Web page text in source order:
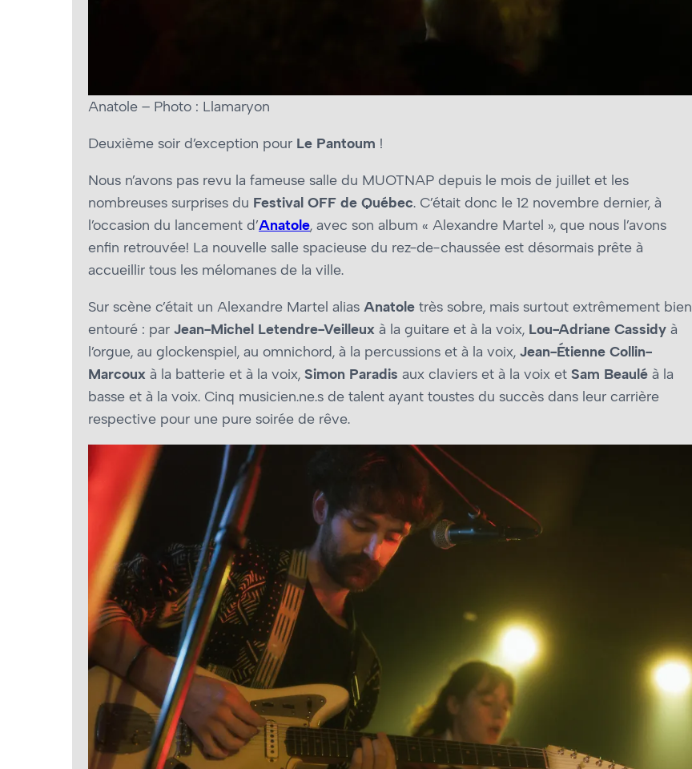
Anatole – Photo : Llamaryon
Deuxième soir d’exception pour Le Pantoum !
Nous n’avons pas revu la fameuse salle du MUOTNAP depuis le mois de juillet et les
nombreuses surprises du Festival OFF de Québec. C’était donc le 12 novembre dernier, à
l’occasion du lancement d’Anatole, avec son album « Alexandre Martel », que nous l’avons
enfin retrouvée! La nouvelle salle spacieuse du rez-de-chaussée est désormais prête à
accueillir tous les mélomanes de la ville.
Sur scène c’était un Alexandre Martel alias Anatole très sobre, mais surtout extrêmement bien
entouré : par Jean-Michel Letendre-Veilleux à la guitare et à la voix, Lou-Adriane Cassidy à
l’orgue, au glockenspiel, au omnichord, à la percussions et à la voix, Jean-Étienne Collin-
Marcoux à la batterie et à la voix, Simon Paradis aux claviers et à la voix et Sam Beaulé à la
basse et à la voix. Cinq musicien.ne.s de talent ayant toustes du succès dans leur carrière
respective pour une pure soirée de rêve.